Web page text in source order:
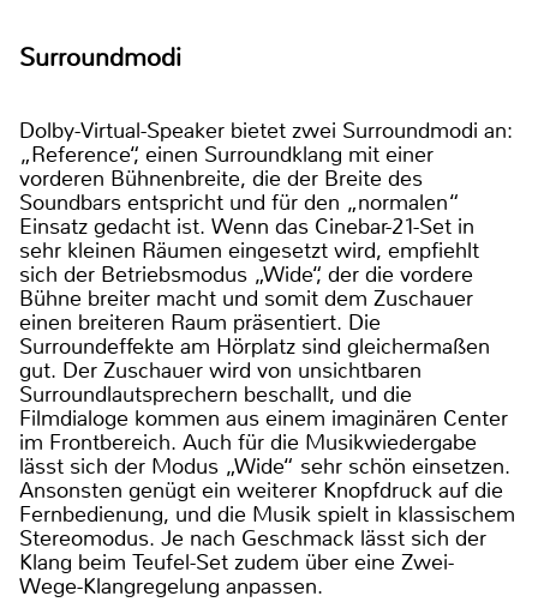
Surroundmodi
Dolby-Virtual-Speaker bietet zwei Surroundmodi an:
„Reference“, einen Surroundklang mit einer
vorderen Bühnenbreite, die der Breite des
Soundbars entspricht und für den „normalen“
Einsatz gedacht ist. Wenn das Cinebar-21-Set in
sehr kleinen Räumen eingesetzt wird, empfiehlt
sich der Betriebsmodus „Wide“, der die vordere
Bühne breiter macht und somit dem Zuschauer
einen breiteren Raum präsentiert. Die
Surroundeffekte am Hörplatz sind gleichermaßen
gut. Der Zuschauer wird von unsichtbaren
Surroundlautsprechern beschallt, und die
Filmdialoge kommen aus einem imaginären Center
im Frontbereich. Auch für die Musikwiedergabe
lässt sich der Modus „Wide“ sehr schön einsetzen.
Ansonsten genügt ein weiterer Knopfdruck auf die
Fernbedienung, und die Musik spielt in klassischem
Stereomodus. Je nach Geschmack lässt sich der
Klang beim Teufel-Set zudem über eine Zwei-
Wege-Klangregelung anpassen.